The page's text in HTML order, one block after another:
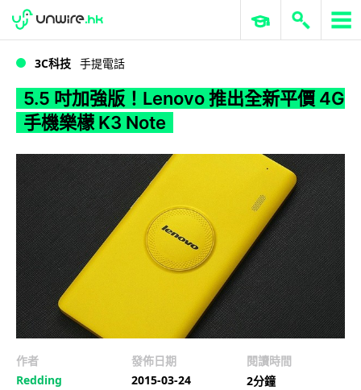
WWDC 2026 ERP 與商業 AI
3C科技 手提電話
5.5 吋加強版！Lenovo 推出全新平價 4G
手機樂檬 K3 Note
作者
Redding
發佈日期
2015-03-24
閱讀時間
2分鐘